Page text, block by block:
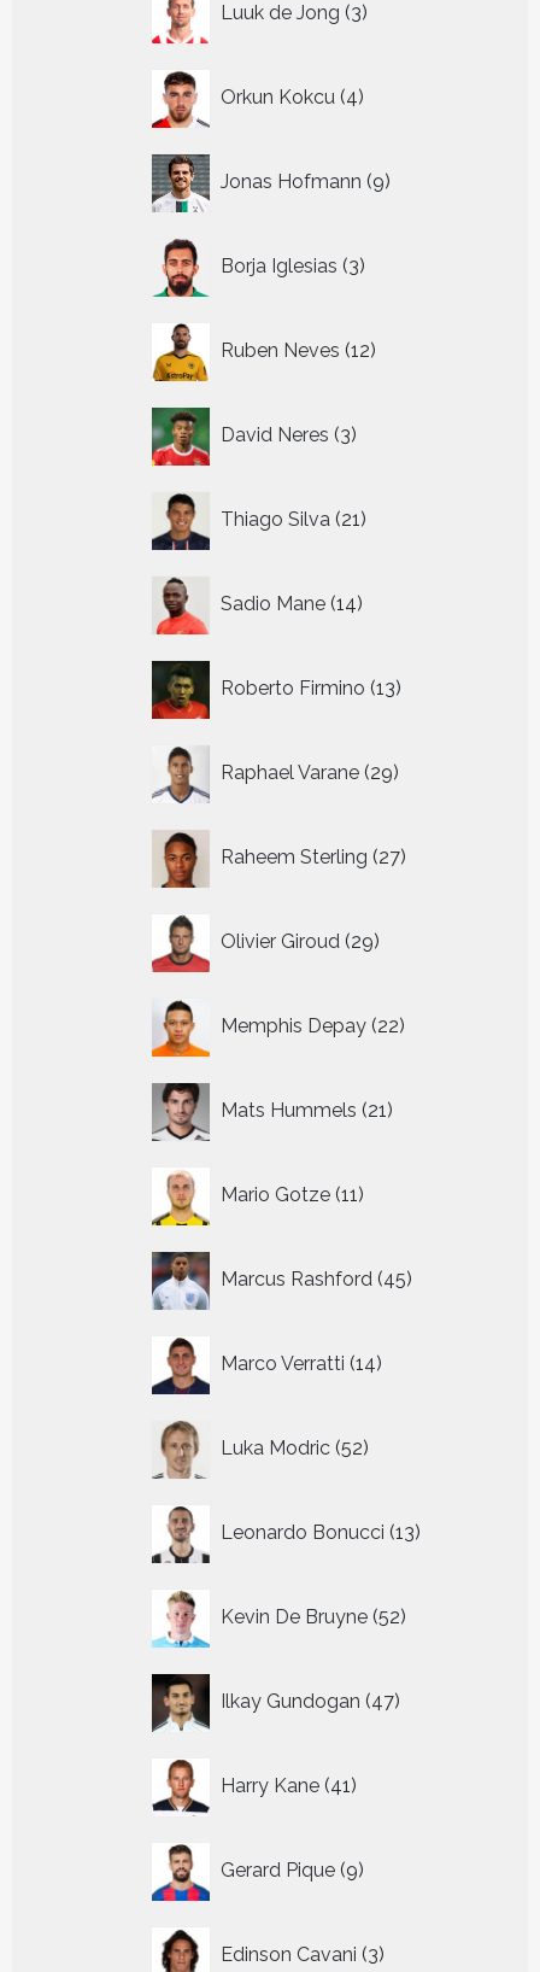
Luuk de Jong 3
producten
Orkun Kokcu 4
producten
Jonas Hofmann 9
producten
Borja Iglesias 3
producten
Ruben Neves 12
producten
David Neres 3
producten
Thiago Silva 21
producten
Sadio Mane 14
producten
Roberto Firmino 13
producten
Raphael Varane 29
producten
Raheem Sterling 27
producten
Olivier Giroud 29
producten
Memphis Depay 22
producten
Mats Hummels 21
producten
Mario Gotze 11
producten
Marcus Rashford 45
producten
Marco Verratti 14
producten
Luka Modric 52
producten
Leonardo Bonucci 13
producten
Kevin De Bruyne 52
producten
Ilkay Gundogan 47
producten
Harry Kane 41
producten
Gerard Pique 9
producten
Edinson Cavani 3